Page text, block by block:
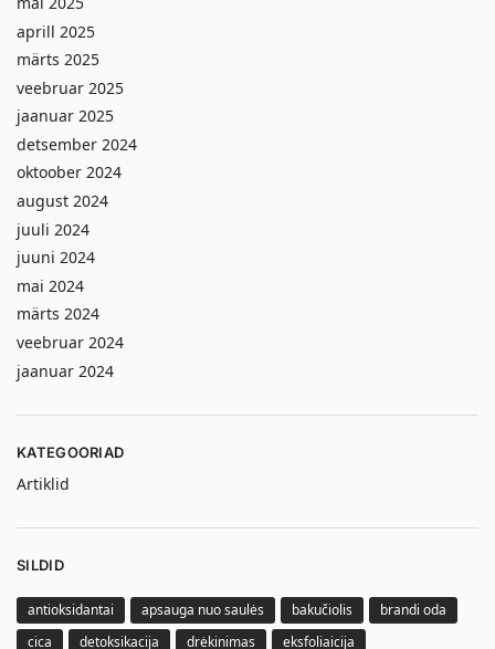
aprill 2025
märts 2025
veebruar 2025
jaanuar 2025
detsember 2024
oktoober 2024
august 2024
juuli 2024
juuni 2024
mai 2024
märts 2024
veebruar 2024
jaanuar 2024
KATEGOORIAD
Artiklid
SILDID
antioksidantai apsauga nuo saulės bakučiolis
brandi oda
cica
detoksikacija drėkinimas
eksfoliaicija